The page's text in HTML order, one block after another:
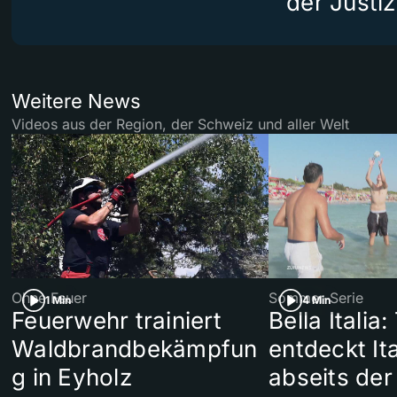
Weitere News
Videos aus der Region, der Schweiz und aller Welt
1 Min
Ohne Feuer
Feuerwehr trainiert
Waldbrandbekämpfun
g in Eyholz
4 Min
Sommer-Serie
Bella Italia:
entdeckt
abseits der